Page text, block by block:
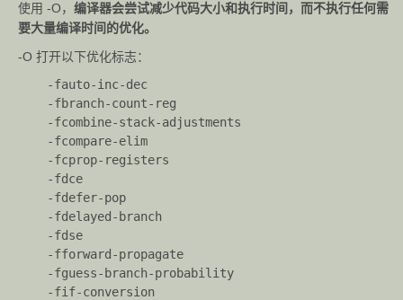
-Wall 生成所有警告信息。
-pass-
exit-
codes
以最高错误代码退出某个阶段。
--help 显示此信息。
target-
help
显示目标特定的命令行选项。
help=`{
commo
optimizers
使用 -O， 编译器会尝试减少代码大小和执行时间，而不执行任何需
要大量编译时间的优化。
-O 打开以下优化标志：
-fauto-inc-dec
-fbranch-count-reg
-fcombine-stack-adjustments
-fcompare-elim
-fcprop-registers
-fdce
-fdefer-pop
-fdelayed-branch
-fdse
-fforward-propagate
-fguess-branch-probability
-fif-conversion